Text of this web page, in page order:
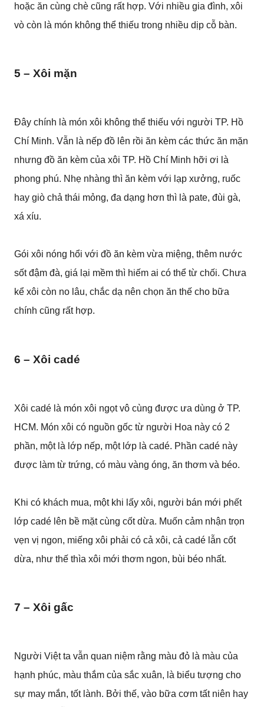
hoặc ăn cùng chè cũng rất hợp. Với nhiều gia đình, xôi
vò còn là món không thể thiếu trong nhiều dịp cỗ bàn.
5 – Xôi mặn
Đây chính là món xôi không thể thiếu với người TP. Hồ
Chí Minh. Vẫn là nếp đồ lên rồi ăn kèm các thức ăn mặn
nhưng đồ ăn kèm của xôi TP. Hồ Chí Minh hỡi ơi là
phong phú. Nhẹ nhàng thì ăn kèm với lạp xưởng, ruốc
hay giò chả thái mỏng, đa dạng hơn thì là pate, đùi gà,
xá xíu.
Gói xôi nóng hổi với đồ ăn kèm vừa miệng, thêm nước
sốt đậm đà, giá lại mềm thì hiếm ai có thể từ chối. Chưa
kể xôi còn no lâu, chắc dạ nên chọn ăn thế cho bữa
chính cũng rất hợp.
6 – Xôi cadé
Xôi cadé là món xôi ngọt vô cùng được ưa dùng ở TP.
HCM. Món xôi có nguồn gốc từ người Hoa này có 2
phần, một là lớp nếp, một lớp là cadé. Phần cadé này
được làm từ trứng, có màu vàng óng, ăn thơm và béo.
Khi có khách mua, một khi lấy xôi, người bán mới phết
lớp cadé lên bề mặt cùng cốt dừa. Muốn cảm nhận trọn
vẹn vị ngon, miếng xôi phải có cả xôi, cả cadé lẫn cốt
dừa, như thế thìa xôi mới thơm ngon, bùi béo nhất.
7 – Xôi gấc
Người Việt ta vẫn quan niệm rằng màu đỏ là màu của
hạnh phúc, màu thắm của sắc xuân, là biểu tượng cho
sự may mắn, tốt lành. Bởi thế, vào bữa cơm tất niên hay